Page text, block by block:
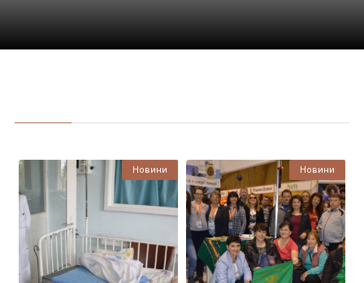
Новини Новини